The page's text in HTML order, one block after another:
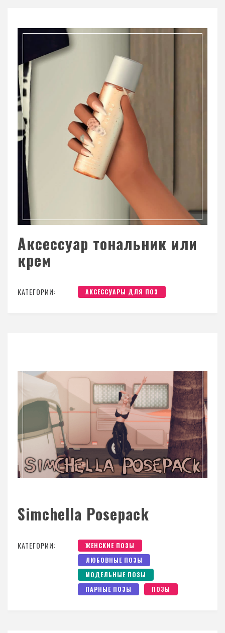
Аксессуар тональник или
крем
КАТЕГОРИИ: АКСЕССУАРЫ ДЛЯ ПОЗ
Simchella Posepack
КАТЕГОРИИ:
ЖЕНСКИЕ ПОЗЫ
ЛЮБОВНЫЕ ПОЗЫ
МОДЕЛЬНЫЕ ПОЗЫ
ПАРНЫЕ ПОЗЫ
ПОЗЫ